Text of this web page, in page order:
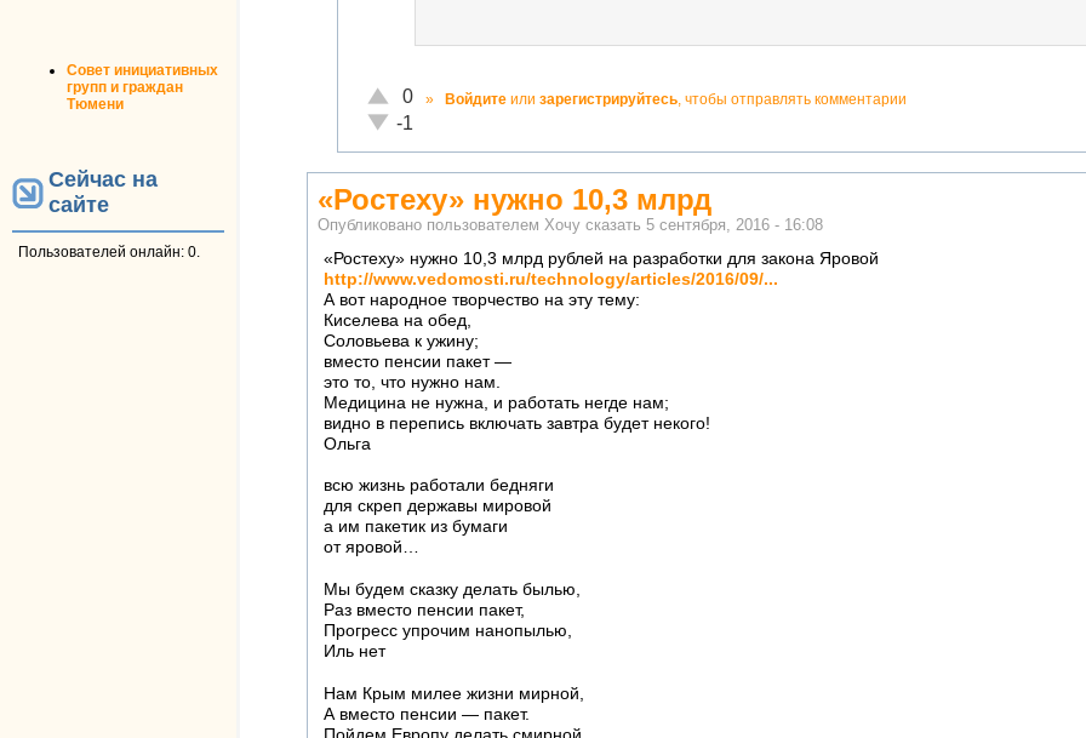
Совет инициативных
групп и граждан
Тюмени
Сейчас на
сайте
Пользователей онлайн: 0.
Отлично!
0
Неадекватно!
-1
» Войдите или зарегистрируйтесь , чтобы отправлять комментарии
«Ростеху» нужно 10,3 млрд
Опубликовано пользователем Хочу сказать 5 сентября, 2016 - 16:08
«Ростеху» нужно 10,3 млрд рублей на разработки для закона Яровой
http://www.vedomosti.ru/technology/articles/2016/09/...
А вот народное творчество на эту тему:
Киселева на обед,
Соловьева к ужину;
вместо пенсии пакет —
это то, что нужно нам.
Медицина не нужна, и работать негде нам;
видно в перепись включать завтра будет некого!
Ольга
всю жизнь работали бедняги
для скреп державы мировой
а им пакетик из бумаги
от яровой…
Мы будем сказку делать былью,
Раз вместо пенсии пакет,
Прогресс упрочим нанопылью,
Иль нет
Нам Крым милее жизни мирной,
А вместо пенсии — пакет.